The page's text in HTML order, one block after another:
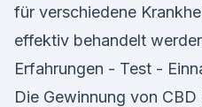
für verschiedene
effektiv behandelt
Erfahrungen - Test -
Die Gewinnung von